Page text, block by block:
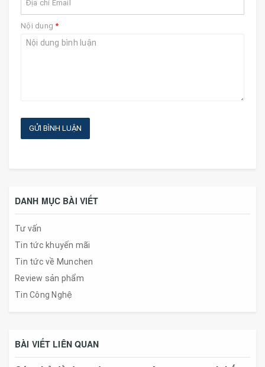
Nội dung*
GỬI BÌNH LUẬN
DANH MỤC BÀI VIẾT
Tư vấn
Tin tức khuyến mãi
Tin tức về Munchen
Review sản phẩm
Tin Công Nghệ
BÀI VIẾT LIÊN QUAN